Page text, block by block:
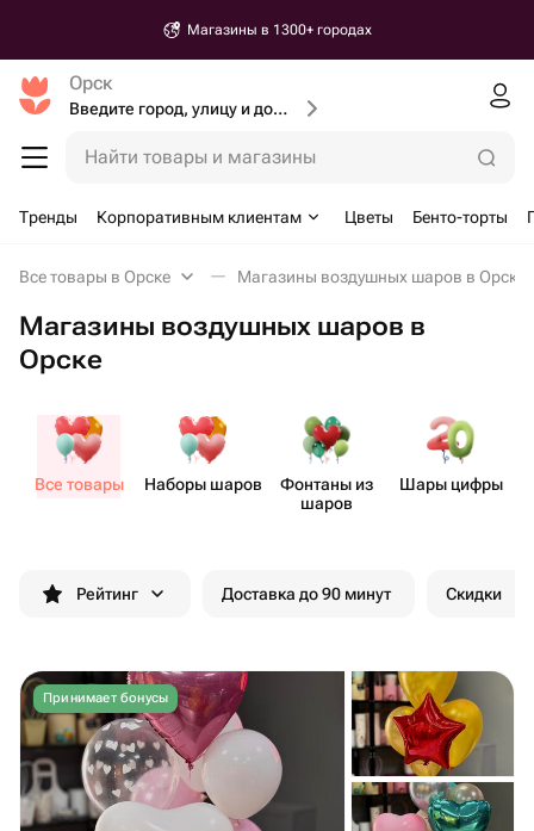
Магазины в 1300+ городах
Орск
Введите город, улицу и дом доставки
Найти товары и магазины
Тренды Корпоративным клиентам Цветы Бенто-торты
Все товары в Орске Магазины воздушных шаров в Орске
Магазины воздушных шаров в
Орске
Все товары Наборы шаров
Фонтаны из
шаров
Шары цифры
Рейтинг Доставка до 90 минут Скидки
Принимает бонусы